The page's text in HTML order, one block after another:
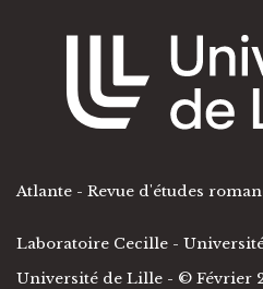
Atlante - Revue d'études
Laboratoire Cecille -
Université de Lille - © Février